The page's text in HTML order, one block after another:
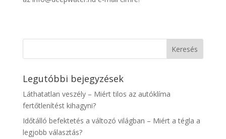
Legutóbbi bejegyzések
Láthatatlan veszély – Miért tilos az autóklíma
fertőtlenítést kihagyni?
Időtálló befektetés a változó világban – Miért a tégla a
legjobb választás?